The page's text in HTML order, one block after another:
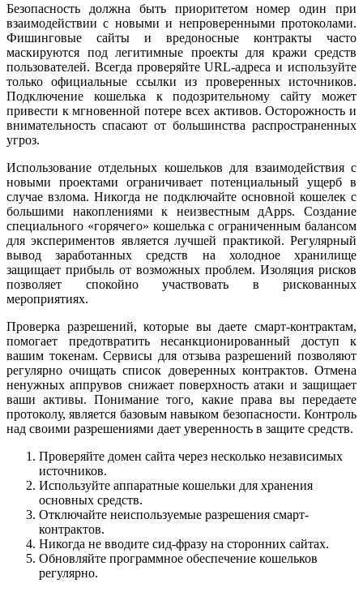
Безопасность должна быть приоритетом номер один при
взаимодействии с новыми и непроверенными протоколами.
Фишинговые сайты и вредоносные контракты часто
маскируются под легитимные проекты для кражи средств
пользователей. Всегда проверяйте URL-адреса и используйте
только официальные ссылки из проверенных источников.
Подключение кошелька к подозрительному сайту может
привести к мгновенной потере всех активов. Осторожность и
внимательность спасают от большинства распространенных
угроз.
Использование отдельных кошельков для взаимодействия с
новыми проектами ограничивает потенциальный ущерб в
случае взлома. Никогда не подключайте основной кошелек с
большими накоплениями к неизвестным дApps. Создание
специального «горячего» кошелька с ограниченным балансом
для экспериментов является лучшей практикой. Регулярный
вывод заработанных средств на холодное хранилище
защищает прибыль от возможных проблем. Изоляция рисков
позволяет спокойно участвовать в рискованных
мероприятиях.
Проверка разрешений, которые вы даете смарт-контрактам,
помогает предотвратить несанкционированный доступ к
вашим токенам. Сервисы для отзыва разрешений позволяют
регулярно очищать список доверенных контрактов. Отмена
ненужных аппрувов снижает поверхность атаки и защищает
ваши активы. Понимание того, какие права вы передаете
протоколу, является базовым навыком безопасности. Контроль
над своими разрешениями дает уверенность в защите средств.
Проверяйте домен сайта через несколько независимых
источников.
Используйте аппаратные кошельки для хранения
основных средств.
Отключайте неиспользуемые разрешения смарт-
контрактов.
Никогда не вводите сид-фразу на сторонних сайтах.
Обновляйте программное обеспечение кошельков
регулярно.